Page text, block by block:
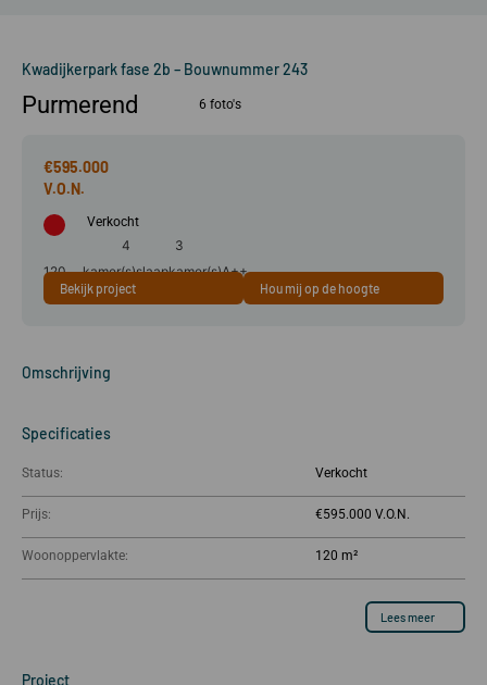
Kwadijkerpark fase 2b – Bouwnummer 243
Purmerend 6 foto's
€595.000
Verkocht
120
4
kamer(s)
3
slaapkamer(s)A++
Bekijk project Hou mij op de hoogte
Omschrijving
Specificaties
Status: Verkocht
Prijs: €595.000
Woonoppervlakte: 120 m²
Lees meer
Project